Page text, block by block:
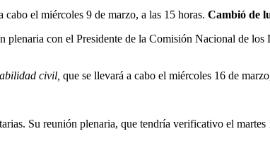
el miércoles 9 de marzo, a las 15 horas. Cambió de
con el Presidente de la Comisión Nacional de los
civil, que se llevará a cabo el miércoles 16 de
Su reunión plenaria, que tendría verificativo el martes